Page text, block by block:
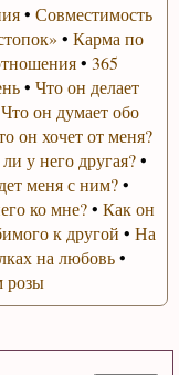
• Совместимость
• Карма по
•365
• Что он делает
Что он думает обо
он хочет от меня?
у него другая?•
меня с ним?•
ко мне?• Как он
к другой • На
на любовь•
розы